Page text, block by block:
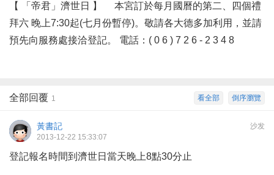
【 「帝君」濟世日 】 本宮訂於每月國曆的第二、四個禮
拜六 晚上7:30起(七月份暫停)。敬請各大德多加利用，並請
預先向服務處接洽登記。 電話：( 0 6 ) 7 2 6 - 2 3 4 8
倒序瀏覽
看全部
全部回覆 1
沙发
黃書記
2013-12-22 15:33:07
登記報名時間到濟世日當天晚上8點30分止